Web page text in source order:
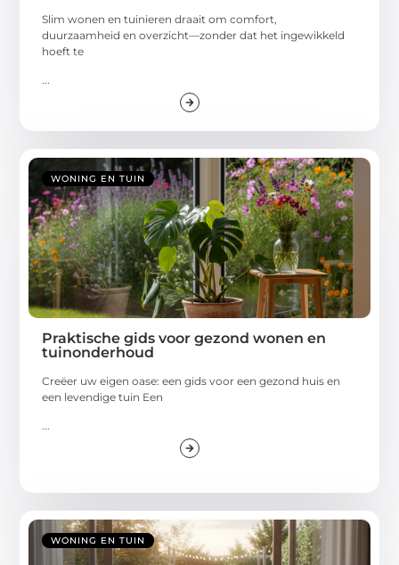
Slim wonen en tuinieren draait om comfort,
duurzaamheid en overzicht—zonder dat het ingewikkeld
hoeft te
...
WONING EN TUIN
Praktische gids voor gezond wonen en
tuinonderhoud
Creëer uw eigen oase: een gids voor een gezond huis en
een levendige tuin Een
...
WONING EN TUIN